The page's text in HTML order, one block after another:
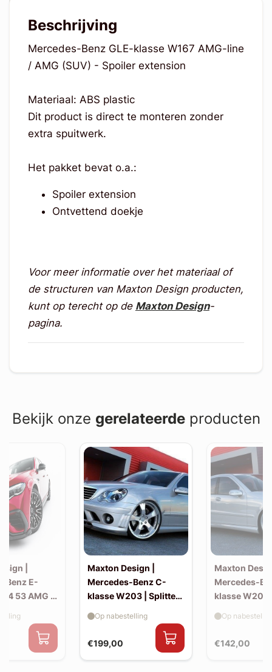
Beschrijving
Mercedes-Benz GLE-klasse W167 AMG-line
/ AMG (SUV) - Spoiler extension
Materiaal: ABS plastic
Dit product is direct te monteren zonder
extra spuitwerk.
Het pakket bevat o.a.:
Spoiler extension
Ontvettend doekje
Voor meer informatie over het materiaal of
de structuren van Maxton Design producten,
kunt op terecht op de Maxton Design-
pagina.
Bekijk onze gerelateerdeproducten
|
Benz E-
53 AMG |
Maxton Design |
Mercedes-Benz C-
klasse W203 | Splitter
bumper)
€199,00
Op nabestelling
Maxton
Mercedes-
klasse W203
€142,00
Op